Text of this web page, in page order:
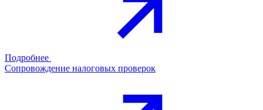
Подробнее
Сопровождение налоговых проверок